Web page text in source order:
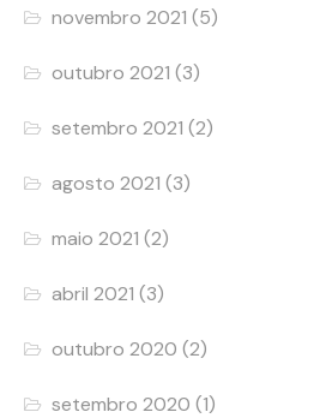
novembro 2021 (5)
outubro 2021 (3)
setembro 2021 (2)
agosto 2021 (3)
maio 2021 (2)
abril 2021 (3)
outubro 2020 (2)
setembro 2020 (1)